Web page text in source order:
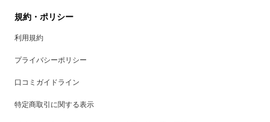
規約・ポリシー
利用規約
プライバシーポリシー
口コミガイドライン
特定商取引に関する表示